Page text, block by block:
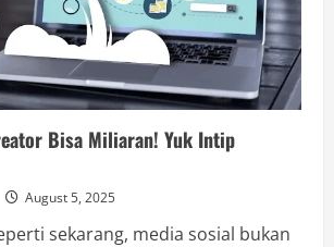
Bisa Miliaran! Yuk Intip
August 5, 2025
sekarang, media sosial bukan